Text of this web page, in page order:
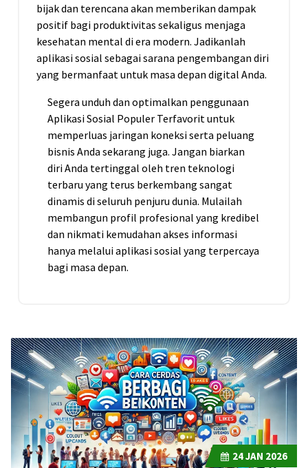
bijak dan terencana akan memberikan dampak
positif bagi produktivitas sekaligus menjaga
kesehatan mental di era modern. Jadikanlah
aplikasi sosial sebagai sarana pengembangan diri
yang bermanfaat untuk masa depan digital Anda.
Segera unduh dan optimalkan penggunaan
Aplikasi Sosial Populer Terfavorit untuk
memperluas jaringan koneksi serta peluang
bisnis Anda sekarang juga. Jangan biarkan
diri Anda tertinggal oleh tren teknologi
terbaru yang terus berkembang sangat
dinamis di seluruh penjuru dunia. Mulailah
membangun profil profesional yang kredibel
dan nikmati kemudahan akses informasi
hanya melalui aplikasi sosial yang terpercaya
bagi masa depan.
24JAN 2026